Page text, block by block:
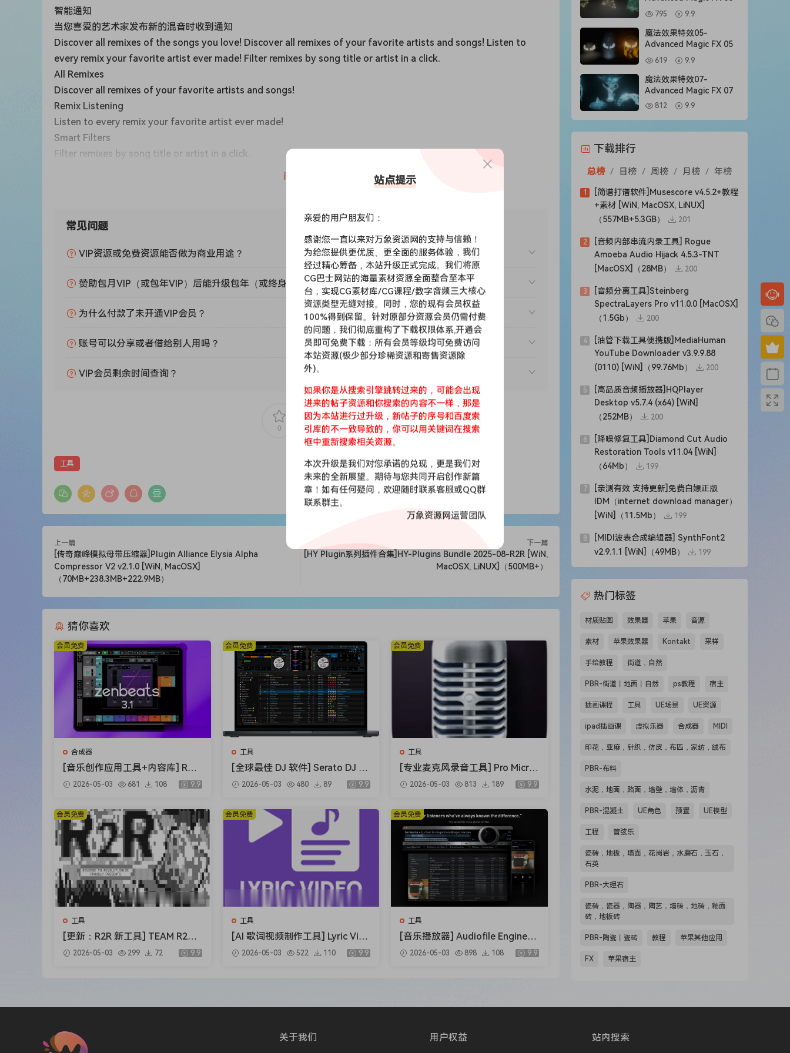
智能通知
当您喜爱的艺术家发布新的混音时收到通知
Discover all remixes of the songs you love! Discover all remixes of your favorite artists and songs! Listen to
every remix your favorite artist ever made! Filter remixes by song title or artist in a click.
All Remixes
Discover all remixes of your favorite artists and songs!
Remix Listening
Listen to every remix your favorite artist ever made!
Smart Filters
Filter remixes by song title or artist in a click.
Remix Listening
Listen to every remix your favorite artist ever made!
It is so simple as 1 2 3. For all ages and for all users.
Discover all missing remixes in your music collection.
Be aware of all remixes released by favorite artist in a click.
Get notified when your favorite artists publish new remixes.
阅读全文
常见问题
VIP资源或免费资源能否做为商业用途？
赞助包月VIP（或包年VIP）后能升级包年（或终身VIP）吗？
为什么付款了未开通VIP会员？
账号可以分享或者借给别人用吗？
VIP会员剩余时间查询？
0 0
工具
上一篇
[传奇巅峰模拟母带压缩器]Plugin Alliance Elysia Alpha
Compressor V2 v2.1.0 [WiN, MacOSX]
（70MB+238.3MB+222.9MB）
下一篇
[HY Plugin系列插件合集]HY-Plugins Bundle 2025-08-R2R [WiN,
MacOSX, LiNUX]（500MB+）
猜你喜欢
合成器
[音乐创作应用工具+内容库] Rola
nd Zenbeats Max Unlock v3.11.
2 [WiN]（295MB+7.29GB）
2026-05-03 681 108 9.9
会员免费
工具
[全球最佳 DJ 软件] Serato DJ Pr
o Suite v4.0.7 [WiN]（1.66GB）
2026-05-03 480 89 9.9
会员免费
工具
[专业麦克风录音工具] Pro Micro
phone 1.8.5-TNT [MacOSX]（1
43MB）
2026-05-03 813 189 9.9
会员免费
工具
[更新：R2R 新工具] TEAM R2R S
ystem v1.4.0-R2R [WiN]（23.9
MB）
2026-05-03 299 72 9.9
会员免费
工具
[AI 歌词视频制作工具] Lyric Vide
o Studio v1.5.32 [WiN]（280M
B）
2026-05-03 522 110 9.9
会员免费
工具
[音乐播放器] Audiofile Engineeri
ng Fidelia 2.7.1 MAS-HCiSO [M
acOSX]（18.37MB）
2026-05-03 898 108 9.9
会员免费
795 9.9
魔法效果特效05-
Advanced Magic FX 05
619 9.9
魔法效果特效07-
Advanced Magic FX 07
812 9.9
下载排行
总榜 / 日榜 / 周榜 / 月榜 / 年榜
1
[简谱打谱软件]Musescore v4.5.2+教程
+素材 [WiN, MacOSX, LiNUX]
（557MB+5.3GB）
201
2
[音频内部串流内录工具] Rogue
Amoeba Audio Hijack 4.5.3-TNT
[MacOSX]（28MB）
200
3
[音频分离工具]Steinberg
SpectraLayers Pro v11.0.0 [MacOSX]
（1.5Gb）
200
4
[油管下载工具便携版]MediaHuman
YouTube Downloader v3.9.9.88
(0110) [WiN]（99.76Mb）
200
5
[高品质音频播放器]HQPlayer
Desktop v5.7.4 (x64) [WiN]
（252MB）
200
6
[降噪修复工具]Diamond Cut Audio
Restoration Tools v11.04 [WiN]
（64Mb）
199
7
[亲测有效 支持更新]免费白嫖正版
IDM（internet download manager）
[WiN]（11.5Mb）
199
8
[MIDI波表合成编辑器] SynthFont2
v2.9.1.1 [WiN]（49MB）
199
热门标签
材质贴图 效果器 苹果 音源
素材 苹果效果器 Kontakt 采样
手绘教程 街道，自然
PBR-街道丨地面丨自然 ps教程 宿主
插画课程 工具 UE场景 UE资源
ipad插画课 虚拟乐器 合成器 MIDI
印花，亚麻，针织，仿皮，布匹，家纺，绒布
PBR-布料
水泥，地面，路面，墙壁，墙体，沥青
PBR-混凝土 UE角色 预置 UE模型
工程 管弦乐
瓷砖，地板，墙面，花岗岩，水磨石，玉石，
石英
PBR-大理石
瓷砖，瓷器，陶器，陶艺，墙砖，地砖，釉面
砖，地板砖
PBR-陶瓷丨瓷砖 教程 苹果其他应用
FX 苹果宿主
关于我们 用户权益 站内搜索
站点提示
亲爱的用户朋友们：
感谢您一直以来对万象资源网的支持与信赖！
为给您提供更优质、更全面的服务体验，我们
经过精心筹备，本站升级正式完成。我们将原
CG巴士网站的海量素材资源全面整合至本平
台，实现CG素材库/CG课程/数字音频三大核心
资源类型无缝对接。同时，您的现有会员权益
100%得到保留。针对原部分资源会员仍需付费
的问题，我们彻底重构了下载权限体系,开通会
员即可免费下载：所有会员等级均可免费访问
本站资源(极少部分珍稀资源和寄售资源除
外)。
如果你是从搜索引擎跳转过来的，可能会出现
进来的帖子资源和你搜索的内容不一样，那是
因为本站进行过升级，新帖子的序号和百度索
引库的不一致导致的，你可以用关键词在搜索
框中重新搜索相关资源。
本次升级是我们对您承诺的兑现，更是我们对
未来的全新展望。期待与您共同开启创作新篇
章！如有任何疑问，欢迎随时联系客服或QQ群
联系群主。
万象资源网运营团队